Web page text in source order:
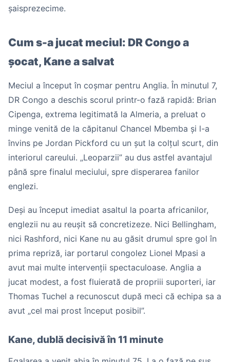
șaisprezecime.
Cum s-a jucat meciul: DR Congo a
șocat, Kane a salvat
Meciul a început în coșmar pentru Anglia. În minutul 7,
DR Congo a deschis scorul printr-o fază rapidă: Brian
Cipenga, extrema legitimată la Almeria, a preluat o
minge venită de la căpitanul Chancel Mbemba și l-a
învins pe Jordan Pickford cu un șut la colțul scurt, din
interiorul careului. „Leoparzii” au dus astfel avantajul
până spre finalul meciului, spre disperarea fanilor
englezi.
Deși au început imediat asaltul la poarta africanilor,
englezii nu au reușit să concretizeze. Nici Bellingham,
nici Rashford, nici Kane nu au găsit drumul spre gol în
prima repriză, iar portarul congolez Lionel Mpasi a
avut mai multe intervenții spectaculoase. Anglia a
jucat modest, a fost fluierată de propriii suporteri, iar
Thomas Tuchel a recunoscut după meci că echipa sa a
avut „cel mai prost început posibil”.
Kane, dublă decisivă în 11 minute